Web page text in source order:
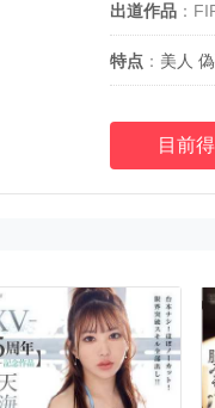
出道作品 ：
特点 ： 美人
目前